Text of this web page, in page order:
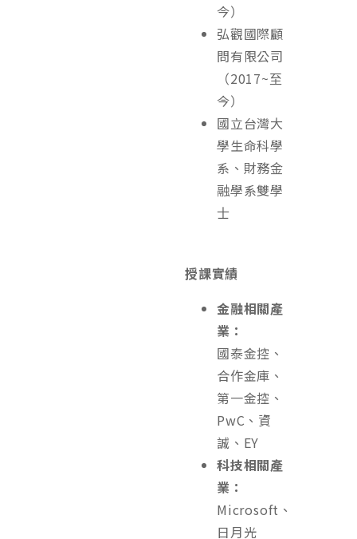
今）
弘觀國際顧
問有限公司
（2017~⾄
今）
國立台灣⼤
學⽣命科學
系、財務⾦
融學系雙學
⼠
授課實績
金融相關產
業：
國泰金控、
合作金庫、
第一金控、
PwC、資
誠、EY
科技相關產
業：
Microsoft、
日月光